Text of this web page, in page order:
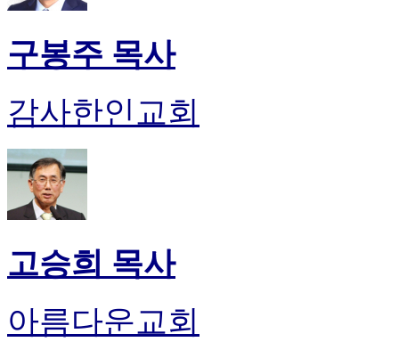
구봉주 목사
감사한인교회
고승희 목사
아름다운교회